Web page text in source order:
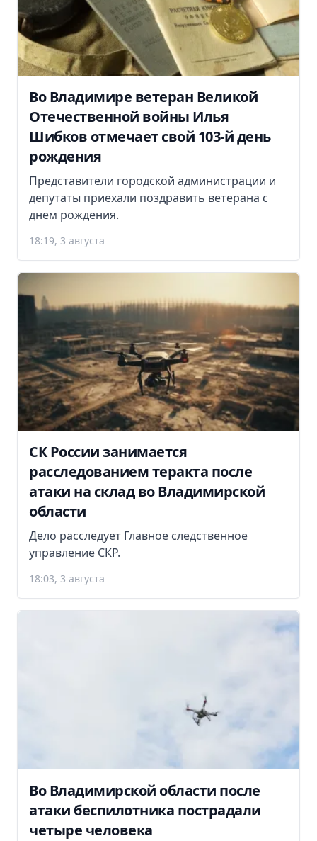
Во Владимире ветеран Великой
Отечественной войны Илья
Шибков отмечает свой 103-й день
рождения
Представители городской администрации и
депутаты приехали поздравить ветерана с
днем рождения.
18:19, 3 августа
СК России занимается
расследованием теракта после
атаки на склад во Владимирской
области
Дело расследует Главное следственное
управление СКР.
18:03, 3 августа
Во Владимирской области после
атаки беспилотника пострадали
четыре человека